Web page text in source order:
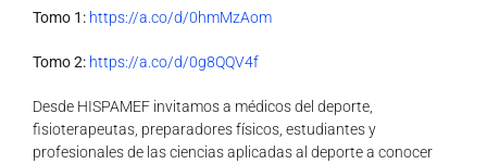
Tomo 1: https://a.co/d/0hmMzAom
Tomo 2: https://a.co/d/0g8QQV4f
Desde HISPAMEF invitamos a médicos del deporte,
fisioterapeutas, preparadores físicos, estudiantes y
profesionales de las ciencias aplicadas al deporte a conocer